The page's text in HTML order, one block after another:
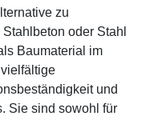
zu
oder Stahl
Baumaterial im
und
Sie sind sowohl für